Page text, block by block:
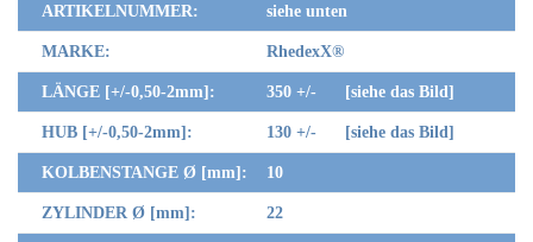
ARTIKELNUMMER: siehe unten
MARKE: RhedexX®
LÄNGE [+/-0,50-2mm]: 350 +/- [siehe das Bild]
HUB [+/-0,50-2mm]: 130 +/- [siehe das Bild]
KOLBENSTANGE Ø [mm]: 10
ZYLINDER Ø [mm]: 22